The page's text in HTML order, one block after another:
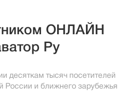
ОНЛАЙН
Ру
десяткам тысяч посетителей
России и ближнего зарубежья